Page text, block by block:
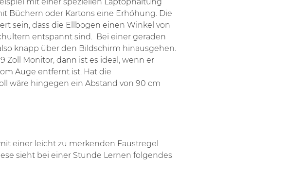
Büchern oder Kartons eine Erhöhung. Die
sein, dass die Ellbogen einen Winkel von
entspannt sind. Bei einer geraden
knapp über den Bildschirm hinausgehen.
Zoll Monitor, dann ist es ideal, wenn er
Auge entfernt ist. Hat die
wäre hingegen ein Abstand von 90 cm
einer leicht zu merkenden Faustregel
sieht bei einer Stunde Lernen folgendes